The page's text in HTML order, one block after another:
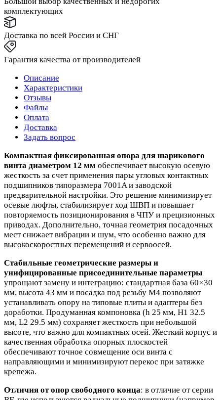
комплектующих
Доставка по всей России и СНГ
Гарантия качества от производителей
Описание
Характеристики
Отзывы
Файлы
Оплата
Доставка
Задать вопрос
Компактная фиксированная опора для шарикового
винта диаметром 12 мм обеспечивает высокую осевую
жесткость за счет применения пары угловых контактных
подшипников типоразмера 7001A и заводской
предварительной настройки. Это решение минимизирует
осевые люфты, стабилизирует ход ШВП и повышает
повторяемость позиционирования в ЧПУ и прецизионных
приводах. Дополнительно, точная геометрия посадочных
мест снижает вибрации и шум, что особенно важно для
высокоскоростных перемещений и сервоосей.
Стабильные геометрические размеры и
унифицированные присоединительные параметры
упрощают замену и интеграцию: стандартная база 60×30
мм, высота 43 мм и посадка под резьбу М4 позволяют
устанавливать опору на типовые плиты и адаптеры без
доработки. Продуманная компоновка (h 25 мм, H1 32.5
мм, L2 29.5 мм) сохраняет жесткость при небольшой
высоте, что важно для компактных осей. Жесткий корпус и
качественная обработка опорных плоскостей
обеспечивают точное совмещение оси винта с
направляющими и минимизируют перекос при затяжке
крепежа.
Отличия от опор свободного конца: в отличие от серии